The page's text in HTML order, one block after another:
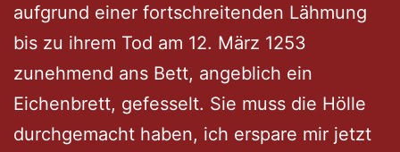
aufgrund einer fortschreitenden Lähmung
bis zu ihrem Tod am 12. März 1253
zunehmend ans Bett, angeblich ein
Eichenbrett, gefesselt. Sie muss die Hölle
durchgemacht haben, ich erspare mir jetzt